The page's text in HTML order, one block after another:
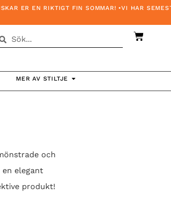
FIN SOMMAR! •VI HAR
MER AV STILTJE
och
elegant
produkt!